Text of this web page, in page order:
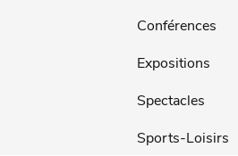
Conférences
Expositions
Spectacles
Sports-Loisirs